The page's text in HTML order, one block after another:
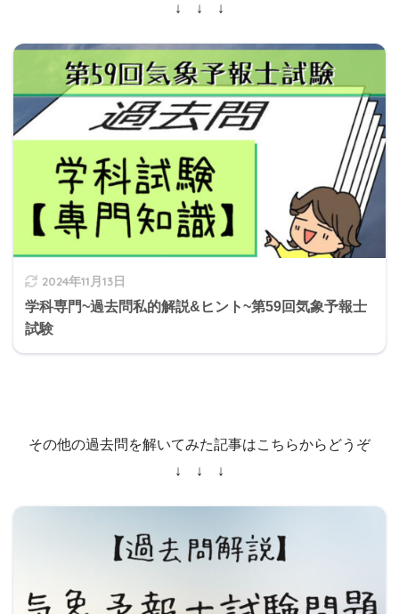
↓ ↓ ↓
2024年11月13日
学科専門~過去問私的解説&ヒント~第59回気象予報士
試験
その他の過去問を解いてみた記事はこちらからどうぞ
↓ ↓ ↓